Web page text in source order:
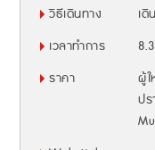
วิธีเดินทาง
เ
เวลาทำการ
ราคา
ผู้
ป